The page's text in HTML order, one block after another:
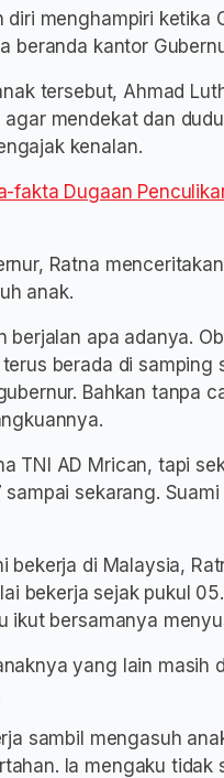
diri menghampiri
beranda kantor
tersebut, Ahmad
agar mendekat dan
kenalan.
fakta Dugaan
Ratna
anak.
berjalan apa adanya.
berada di
Bahkan tanpa
TNI AD Mrican, tapi
sampai sekarang.
bekerja di Malaysia,
bekerja sejak pukul
ikut bersamanya
yang lain masih
sambil mengasuh
Ia mengaku